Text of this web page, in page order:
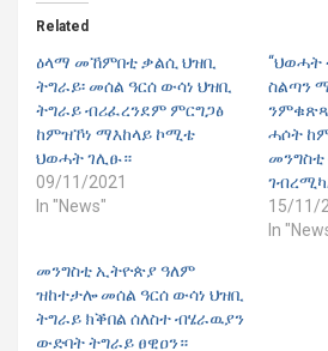
Related
ዕላማ መኸምበቲ ቃልሲ ህዝቢ
ትግራይ፡ መሰል ዓርሰ ውሳነ ህዝቢ
ትግራይ ብሪፈረንደም ምርግጋፅ
ከምዝኾነ ማእከላይ ኮሚቴ
ህወሓት ገሊፁ።
09/11/2021
In "News"
ስልጣን
ሓሶት
መንግስቲ
15/11/
In
መንግስቲ ኢትዮጵያ ዓለም
ዝከተታሎ መሰል ዓርሰ ውሳነ ህዝቢ
ትግራይ ክቕበል ሰለስተ ብሄራዉያን
ውድባት ትግራይ ፀዊዐን።